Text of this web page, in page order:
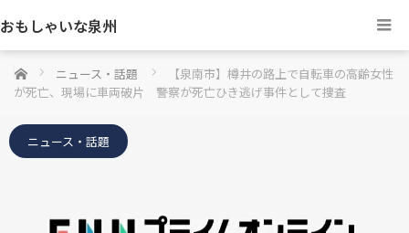
おもしゃいな泉州
ホーム ニュース・話題
【泉南市】樽井の路上で自転車の高齢女性
が死亡、現場に車両破片 警察が死亡ひき逃げ事件として捜査
ニュース・話題